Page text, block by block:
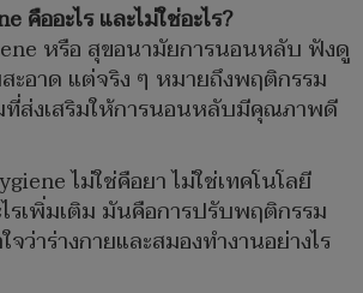
คืออะไร และไม่ใช่อะไร?
หรือ สุขอนามัยการนอนหลับ ฟังดู
สะอาด แต่จริง ๆ หมายถึงพฤติกรรม
ส่งเสริมให้การนอนหลับมีคุณภาพดี
ไม่ใช่คือยา ไม่ใช่เทคโนโลยี
ไรเพิ่มเติม มันคือการปรับพฤติกรรม
จว่าร่างกายและสมองทำงานอย่างไร